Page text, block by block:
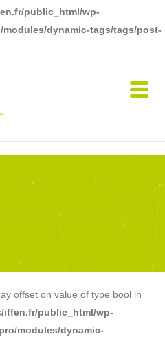
public_html/wp-
dynamic-tags/tags/post-
offset on value of type bool in
iffen.fr/public_html/wp-
modules/dynamic-